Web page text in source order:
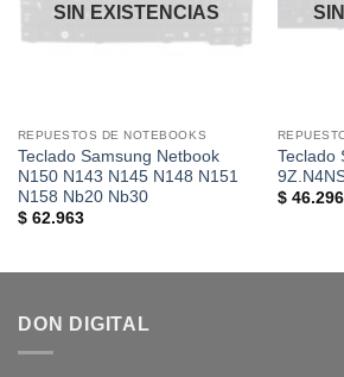
SIN EXISTENCIAS
REPUESTOS DE NOTEBOOKS
Teclado Samsung Netbook
N150 N143 N145 N148 N151
N158 Nb20 Nb30
$62.963
Teclado
$46.296
DON DIGITAL